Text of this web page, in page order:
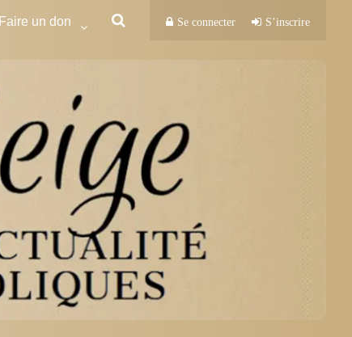
Faire un don Se connecter S’inscrire